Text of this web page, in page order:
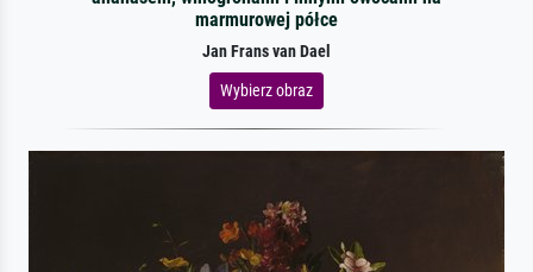
marmurowej półce
Jan Frans van Dael
Wybierz obraz